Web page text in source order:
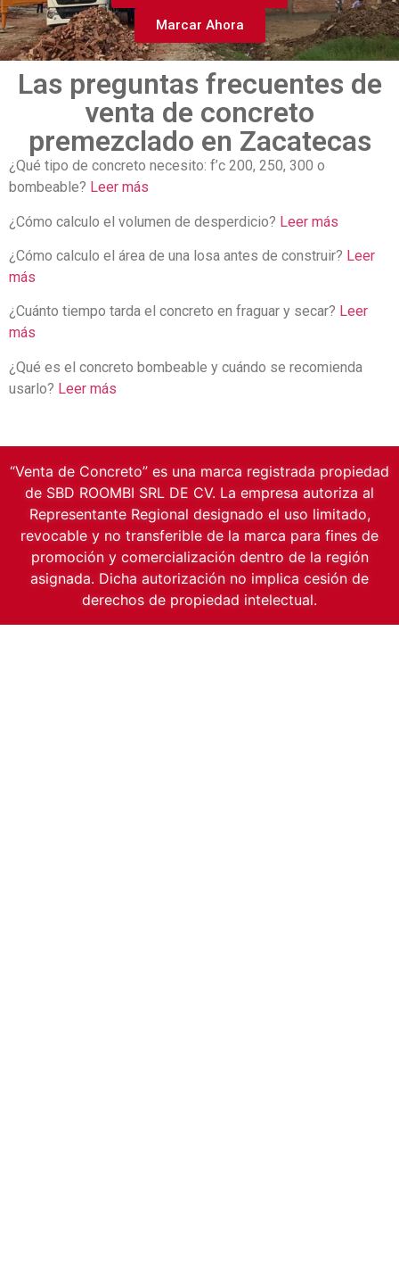
Marcar Ahora
Las preguntas frecuentes de
venta de concreto
premezclado en Zacatecas
¿Qué tipo de concreto necesito: f’c 200, 250, 300 o
bombeable? Leer más
¿Cómo calculo el volumen de desperdicio? Leer más
¿Cómo calculo el área de una losa antes de construir? Leer
más
¿Cuánto tiempo tarda el concreto en fraguar y secar? Leer
más
¿Qué es el concreto bombeable y cuándo se recomienda
usarlo? Leer más
“Venta de Concreto” es una marca registrada propiedad
de SBD ROOMBI SRL DE CV. La empresa autoriza al
Representante Regional designado el uso limitado,
revocable y no transferible de la marca para fines de
promoción y comercialización dentro de la región
asignada. Dicha autorización no implica cesión de
derechos de propiedad intelectual.